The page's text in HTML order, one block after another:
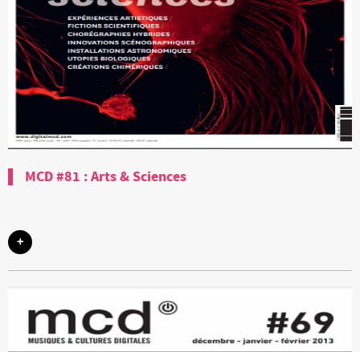
MCD #81 : Arts & Sciences
+